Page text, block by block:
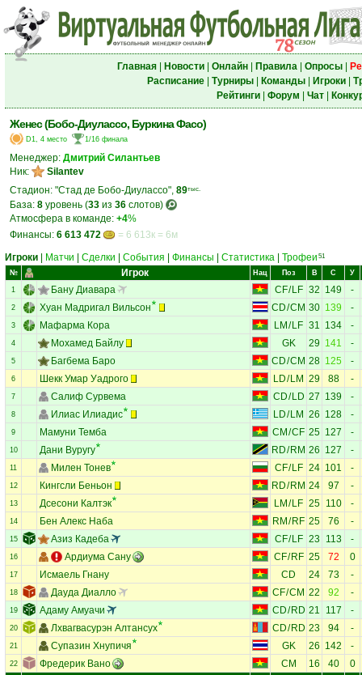
Главная| Новости| Онлайн| Правила| Опросы|
Расписание| Турниры| Команды| Игроки|
Рейтинги| Форум Чат|
Женес (Бобо-Диулассо, Буркина Фасо)
D1, 4 место 1/16 финала
Менеджер: Дмитрий Силантьев
Ник:
Silantev
Стадион: "Стад де Бобо-Диулассо", 89тыс.
База: 8 уровень (33 из 36 слотов)
Атмосфера в команде: +4%
Финансы: 6 613 472
= 6 613к = 6м
Игроки
Матчи Сделки События Финансы Статистика Трофеи 51
№ Игрок Нац Поз В С У
1 Бану Диавара CF/LF 32 149 -
2 Хуан Мадригал Вильсон CD/CM 30 139 -
3 Мафарма Кора LM / LF 31 134 -
4 Мохамед Байлу GK 29 141 -
5 Багбема Баро CD/CM 28 125 -
6 Шекк Умар Уадрого LD/ LM 29 88 -
7 Салиф Сурвема CD/LD 27 139 -
8 Илиас Илиадис LD/ LM 26 128 -
9 Мамуни Темба CM /CF 25 127 -
10 Дани Вуругу RD/ RM 26 127 -
11 Милен Тонев CF/LF 24 101 -
12 Кингсли Беньон RD/ RM 24 97 -
13 Дсесони Калтэк LM / LF 25 110 -
14 Бен Алекс Наба RM / RF 25 76 -
15 Азиз Кадеба CF/LF 23 113 -
16 Ардиума Сану CF/RF 25 72 0
17 Исмаель Гнану CD 24 73 -
18 Дауда Диалло CF/CM 22 92 -
19 Адаму Амуачи CD/RD 21 117 -
20 Лхвагвасурэн Алтансух CD/RD 23 94 -
21 Супазин Хнупичя GK 26 142 -
22 Фредерик Вано CM 16 40 0